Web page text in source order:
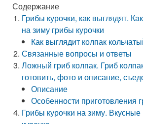
Содержание
Грибы курочки, как выглядят.
на зиму грибы курочки
Как выглядит колпак
Связанные вопросы и ответы
Ложный гриб колпак. Гриб
готовить, фото и описание,
Описание
Особенности приготовления
Грибы курочки на зиму.